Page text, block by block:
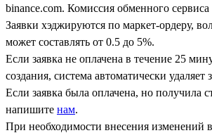
binance.com. Комиссия обменного сервиса
Заявки хэджируются по маркет-ордеру,
может составлять от 0.5 до 5%.
Если заявка не оплачена в течение 25
создания, система автоматически удаляет
Если заявка была оплачена, но получила
напишите нам.
При необходимости внесения изменений